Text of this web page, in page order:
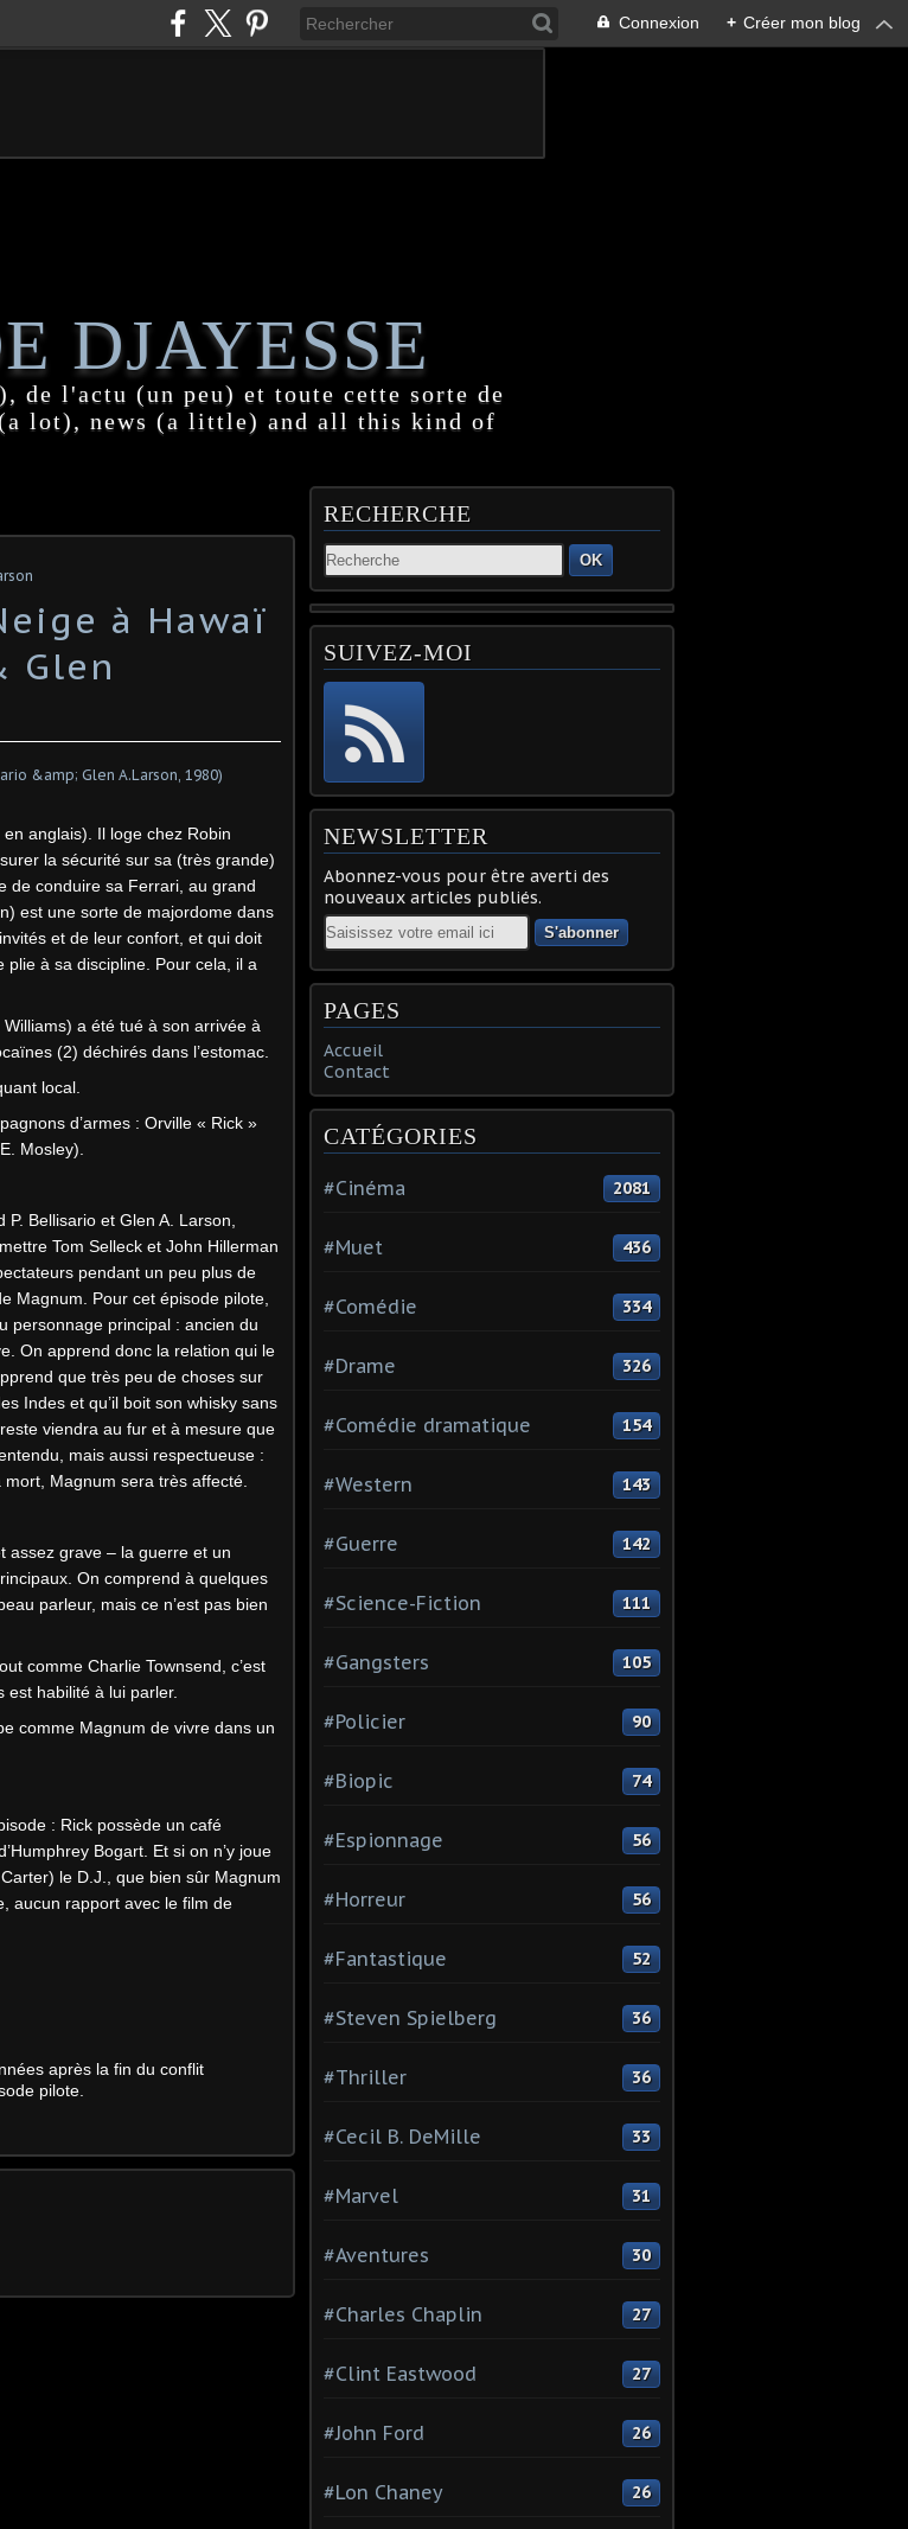
Connexion + Créer mon blog
DJAYESSE
de l'actu (un peu) et toute cette sorte de
lot), news (a little) and all this kind of
à Hawaï
Glen
anglais). Il loge chez Robin
la sécurité sur sa (très grande)
de conduire sa Ferrari, au grand
est une sorte de majordome dans
et de leur confort, et qui doit
à sa discipline. Pour cela, il a
a été tué à son arrivée à
(2) déchirés dans l’estomac.
local.
d’armes : Orville « Rick »
Mosley).
Bellisario et Glen A. Larson,
Tom Selleck et John Hillerman
pendant un peu plus de
Magnum. Pour cet épisode pilote,
personnage principal : ancien du
On apprend donc la relation qui le
que très peu de choses sur
Indes et qu’il boit son whisky sans
viendra au fur et à mesure que
mais aussi respectueuse :
Magnum sera très affecté.
assez grave – la guerre et un
On comprend à quelques
parleur, mais ce n’est pas bien
comme Charlie Townsend, c’est
est habilité à lui parler.
comme Magnum de vivre dans un
: Rick possède un café
Bogart. Et si on n’y joue
le D.J., que bien sûr Magnum
aucun rapport avec le film de
après la fin du conflit
pilote.
RECHERCHE
OK
SUIVEZ-MOI
NEWSLETTER
Abonnez-vous pour être averti des
nouveaux articles publiés.
Email
PAGES
Accueil
Contact
CATÉGORIES
#Cinéma 2081
#Muet 436
#Comédie 334
#Drame 326
#Comédie dramatique 154
#Western 143
#Guerre 142
#Science-Fiction 111
#Gangsters 105
#Policier 90
#Biopic 74
#Espionnage 56
#Horreur 56
#Fantastique 52
#Steven Spielberg 36
#Thriller 36
#Cecil B. DeMille 33
#Marvel 31
#Aventures 30
#Charles Chaplin 27
#Clint Eastwood 27
#John Ford 26
#Lon Chaney 26